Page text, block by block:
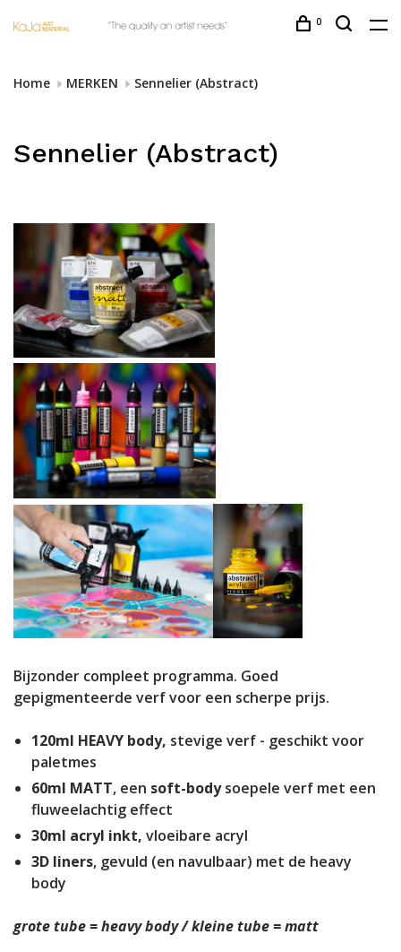
0
Home MERKEN Sennelier (Abstract)
Sennelier (Abstract)
Bijzonder compleet programma. Goed
gepigmenteerde verf voor een scherpe prijs.
120ml HEAVY body, stevige verf - geschikt voor
paletmes
60ml MATT, een soft-bodysoepele verf met een
fluweelachtig effect
30ml acryl inkt, vloeibare acryl
3D liners, gevuld (en navulbaar) met de heavy
body
grote tube = heavy body / kleine tube = matt